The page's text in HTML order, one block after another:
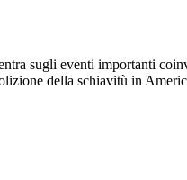
sugli eventi importanti
della schiavitù in